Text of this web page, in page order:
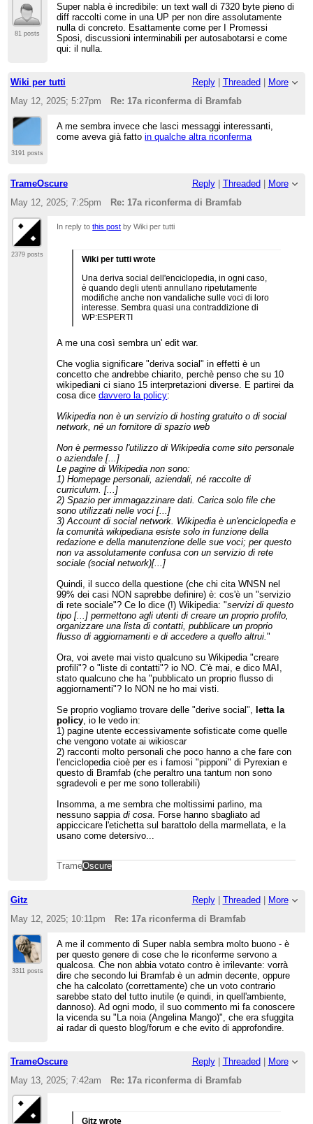
81 posts
Super nabla è incredibile: un text wall di 7320 byte pieno di
diff raccolti come in una UP per non dire assolutamente
nulla di concreto. Esattamente come per I Promessi
Sposi, discussioni interminabili per autosabotarsi e come
qui: il nulla.
Wiki per tutti Reply| Threaded
More
May 12, 2025; 5:27pm
Re: 17a riconferma di Bramfab
3191 posts
A me sembra invece che lasci messaggi interessanti,
come aveva già fattoin qualche altra riconferma
TrameOscure Reply| Threaded
More
May 12, 2025; 7:25pm
Re: 17a riconferma di Bramfab
2379 posts
In reply tothis post by Wiki per tutti
Wiki per tutti wrote
Una deriva social dell'enciclopedia, in ogni caso,
è quando degli utenti annullano ripetutamente
modifiche anche non vandaliche sulle voci di loro
interesse. Sembra quasi una contraddizione di
WP:ESPERTI
A me una così sembra un' edit war.
Che voglia significare "deriva social" in effetti è un
concetto che andrebbe chiarito, perchè penso che su 10
wikipediani ci siano 15 interpretazioni diverse. E partirei da
cosa dicedavvero la policy:
Wikipedia non è un servizio di hosting gratuito o di social
network, né un fornitore di spazio web
Non è permesso l'utilizzo di Wikipedia come sito personale
o aziendale [...]
Le pagine di Wikipedia non sono:
1) Homepage personali, aziendali, né raccolte di
curriculum. [...]
2) Spazio per immagazzinare dati. Carica solo file che
sono utilizzati nelle voci [...]
3) Account di social network. Wikipedia è un'enciclopedia e
la comunità wikipediana esiste solo in funzione della
redazione e della manutenzione delle sue voci; per questo
non va assolutamente confusa con un servizio di rete
sociale (social network)[...]
Quindi, il succo della questione (che chi cita WNSN nel
99% dei casi NON saprebbe definire) è: cos'è un "servizio
di rete sociale"? Ce lo dice (!) Wikipedia: "servizi di questo
tipo [...] permettono agli utenti di creare un proprio profilo,
organizzare una lista di contatti, pubblicare un proprio
flusso di aggiornamenti e di accedere a quello altrui."
Ora, voi avete mai visto qualcuno su Wikipedia "creare
profili"? o "liste di contatti"? io NO. C'è mai, e dico MAI,
stato qualcuno che ha "pubblicato un proprio flusso di
aggiornamenti"? Io NON ne ho mai visti.
Se proprio vogliamo trovare delle "derive social", letta la
policy, io le vedo in:
1) pagine utente eccessivamente sofisticate come quelle
che vengono votate ai wikioscar
2) racconti molto personali che poco hanno a che fare con
l'enciclopedia cioè per es i famosi "pipponi" di Pyrexian e
questo di Bramfab (che peraltro una tantum non sono
sgradevoli e per me sono tollerabili)
Insomma, a me sembra che moltissimi parlino, ma
nessuno sappiadi cosa. Forse hanno sbagliato ad
appiccicare l'etichetta sul barattolo della marmellata, e la
usano come detersivo...
TrameOscure
Gitz Reply| Threaded
More
May 12, 2025; 10:11pm
Re: 17a riconferma di Bramfab
3311 posts
A me il commento di Super nabla sembra molto buono - è
per questo genere di cose che le riconferme servono a
qualcosa. Che non abbia votato contro è irrilevante: vorrà
dire che secondo lui Bramfab è un admin decente, oppure
che ha calcolato (correttamente) che un voto contrario
sarebbe stato del tutto inutile (e quindi, in quell'ambiente,
dannoso). Ad ogni modo, il suo commento mi fa conoscere
la vicenda su "La noia (Angelina Mango)", che era sfuggita
ai radar di questo blog/forum e che evito di approfondire.
TrameOscure Reply| Threaded | More
May 13, 2025; 7:42am
Re: 17a riconferma di Bramfab
Gitz wrote